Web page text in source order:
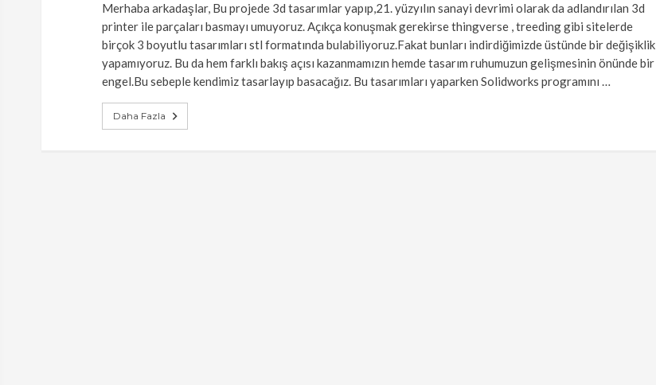
Merhaba arkadaşlar, Bu projede 3d tasarımlar yapıp,21. yüzyılın sanayi devrimi olarak da adlandırılan 3d
printer ile parçaları basmayı umuyoruz. Açıkça konuşmak gerekirse thingverse , treeding gibi sitelerde
birçok 3 boyutlu tasarımları stl formatında bulabiliyoruz.Fakat bunları indirdiğimizde üstünde bir değişiklik
yapamıyoruz. Bu da hem farklı bakış açısı kazanmamızın hemde tasarım ruhumuzun gelişmesinin önünde bir
engel.Bu sebeple kendimiz tasarlayıp basacağız. Bu tasarımları yaparken Solidworks programını …
Daha Fazla